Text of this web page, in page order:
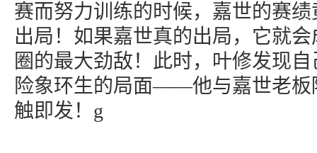
赛而努力训练的时候，嘉世的赛
出局！如果嘉世真的出局，它就
圈的最大劲敌！此时，叶修发现
险象环生的局面——他与嘉世老板
触即发！g